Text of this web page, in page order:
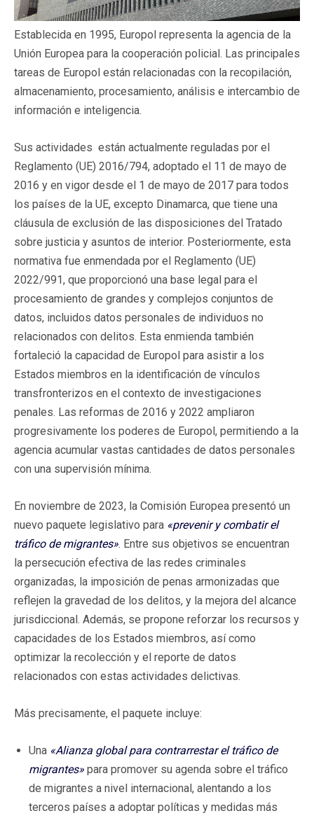
Establecida en 1995, Europol representa la agencia de la
Unión Europea para la cooperación policial. Las principales
tareas de Europol están relacionadas con la recopilación,
almacenamiento, procesamiento, análisis e intercambio de
información e inteligencia.
Sus actividades están actualmente reguladas por el
Reglamento (UE) 2016/794, adoptado el 11 de mayo de
2016 y en vigor desde el 1 de mayo de 2017 para todos
los países de la UE, excepto Dinamarca, que tiene una
cláusula de exclusión de las disposiciones del Tratado
sobre justicia y asuntos de interior. Posteriormente, esta
normativa fue enmendada por el Reglamento (UE)
2022/991, que proporcionó una base legal para el
procesamiento de grandes y complejos conjuntos de
datos, incluidos datos personales de individuos no
relacionados con delitos. Esta enmienda también
fortaleció la capacidad de Europol para asistir a los
Estados miembros en la identificación de vínculos
transfronterizos en el contexto de investigaciones
penales. Las reformas de 2016 y 2022 ampliaron
progresivamente los poderes de Europol, permitiendo a la
agencia acumular vastas cantidades de datos personales
con una supervisión mínima.
En noviembre de 2023, la Comisión Europea presentó un
nuevo paquete legislativo para «prevenir y combatir el
tráfico de migrantes». Entre sus objetivos se encuentran
la persecución efectiva de las redes criminales
organizadas, la imposición de penas armonizadas que
reflejen la gravedad de los delitos, y la mejora del alcance
jurisdiccional. Además, se propone reforzar los recursos y
capacidades de los Estados miembros, así como
optimizar la recolección y el reporte de datos
relacionados con estas actividades delictivas.
Más precisamente, el paquete incluye:
Una «Alianza global para contrarrestar el tráfico de
migrantes» para promover su agenda sobre el tráfico
de migrantes a nivel internacional, alentando a los
terceros países a adoptar políticas y medidas más